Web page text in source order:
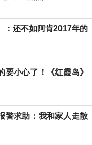
：还不如阿肯2017年的
要小心了！《红霞岛》
警求助：我和家人走散